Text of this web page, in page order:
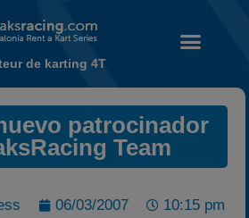
Noticias
Calendario
Carreras finalizadas
de karting 4T
patrocinador
Team
06/03/2007
10:15 pm